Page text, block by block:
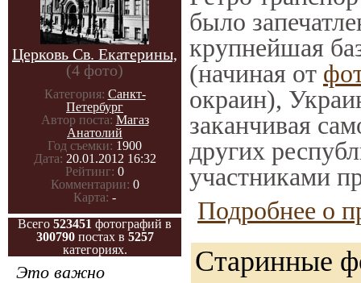
Церковь Св. Екатерины,
(4 фото)
Категория: Санкт-
Петербург
Автор поста: Магаз
Анатолий
Год съемки: 1900
Дата: 20.01.2012 16:32
Рейтинг: 0
Комментарии: 0
Карта: -
Всего 523451 фотографий в
300790постах в 5257
категориях.
Это важно
было
крупнейшая
(начиная от
окраин),
заканчивая
других
участниками
Подробнее о
Старинные